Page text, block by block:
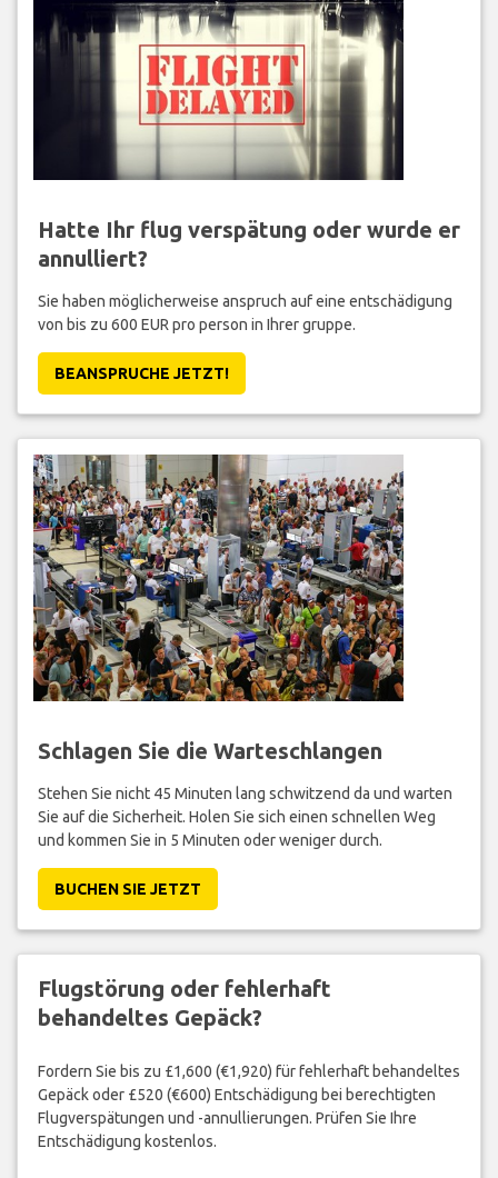
Hatte Ihr flug verspätung oder wurde er
annulliert?
Sie haben möglicherweise anspruch auf eine entschädigung
von bis zu 600 EUR pro person in Ihrer gruppe.
BEANSPRUCHE JETZT!
Schlagen Sie die Warteschlangen
Stehen Sie nicht 45 Minuten lang schwitzend da und warten
Sie auf die Sicherheit. Holen Sie sich einen schnellen Weg
und kommen Sie in 5 Minuten oder weniger durch.
BUCHEN SIE JETZT
Flugstörung oder fehlerhaft
behandeltes Gepäck?
Fordern Sie bis zu £1,600 (€1,920) für fehlerhaft behandeltes
Gepäck oder £520 (€600) Entschädigung bei berechtigten
Flugverspätungen und -annullierungen. Prüfen Sie Ihre
Entschädigung kostenlos.